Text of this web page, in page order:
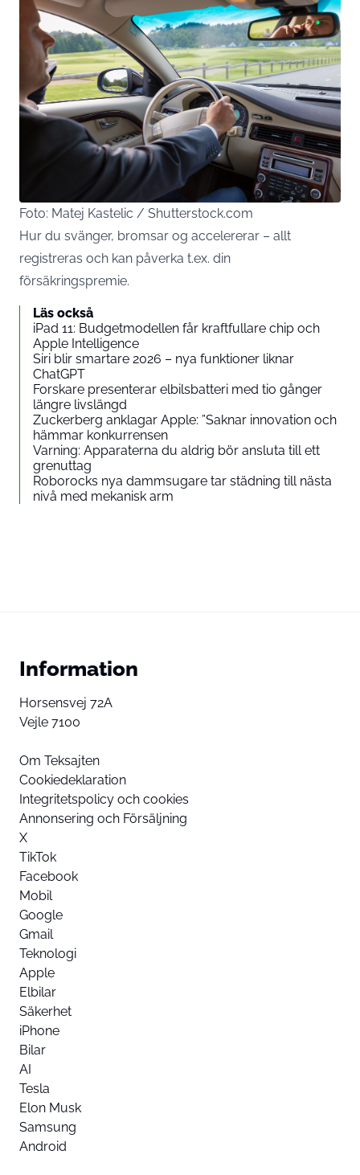
Foto: Matej Kastelic / Shutterstock.com
Hur du svänger, bromsar og accelererar – allt
registreras och kan påverka t.ex. din
försäkringspremie.
Läs också
iPad 11: Budgetmodellen får kraftfullare chip och
Apple Intelligence
Siri blir smartare 2026 – nya funktioner liknar
ChatGPT
Forskare presenterar elbilsbatteri med tio gånger
längre livslängd
Zuckerberg anklagar Apple: ”Saknar innovation och
hämmar konkurrensen
Varning: Apparaterna du aldrig bör ansluta till ett
grenuttag
Roborocks nya dammsugare tar städning till nästa
nivå med mekanisk arm
Information
Horsensvej 72A
Vejle 7100
Om Teksajten
Cookiedeklaration
Integritetspolicy och cookies
Annonsering och Försäljning
X
TikTok
Facebook
Mobil
Google
Gmail
Teknologi
Apple
Elbilar
Säkerhet
iPhone
Bilar
AI
Tesla
Elon Musk
Samsung
Android